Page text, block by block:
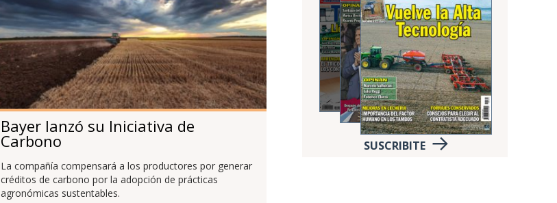
Bayer lanzó su Iniciativa de
Carbono
La compañía compensará a los productores por generar
créditos de carbono por la adopción de prácticas
agronómicas sustentables.
SUSCRIBITE